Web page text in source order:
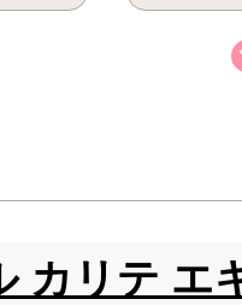
カリテ エ